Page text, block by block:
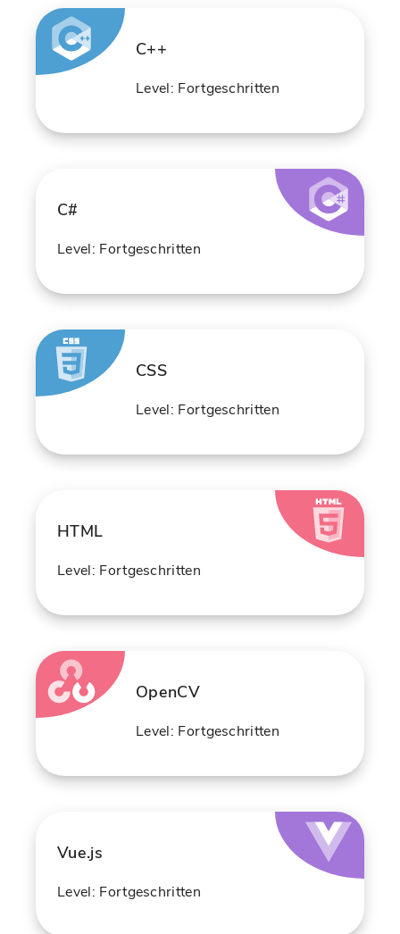
C++
Level: Fortgeschritten
C#
Level: Fortgeschritten
CSS
Level: Fortgeschritten
HTML
Level: Fortgeschritten
OpenCV
Level: Fortgeschritten
Vue.js
Level: Fortgeschritten